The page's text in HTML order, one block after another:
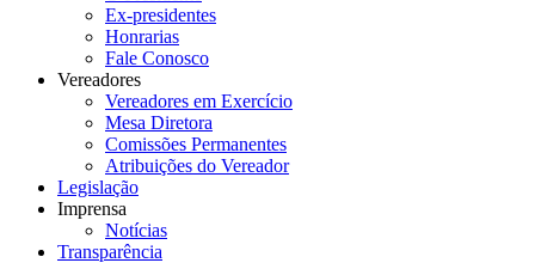
Ex-presidentes
Honrarias
Fale Conosco
Vereadores
Vereadores em Exercício
Mesa Diretora
Comissões Permanentes
Atribuições do Vereador
Legislação
Imprensa
Notícias
Transparência